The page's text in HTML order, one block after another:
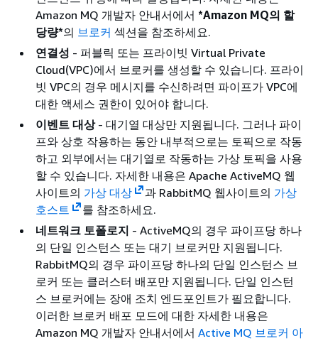
Amazon MQ 개발자 안내서에서 *Amazon MQ의 할
당량*의 브로커 섹션을 참조하세요.
연결성 - 퍼블릭 또는 프라이빗 Virtual Private
Cloud(VPC)에서 브로커를 생성할 수 있습니다. 프라이
빗 VPC의 경우 메시지를 수신하려면 파이프가 VPC에
대한 액세스 권한이 있어야 합니다.
이벤트 대상- 대기열 대상만 지원됩니다. 그러나 파이
프와 상호 작용하는 동안 내부적으로는 토픽으로 작동
하고 외부에서는 대기열로 작동하는 가상 토픽을 사용
할 수 있습니다. 자세한 내용은 Apache ActiveMQ 웹
사이트의 가상 대상 과 RabbitMQ 웹사이트의 가상
호스트
를 참조하세요.
네트워크 토폴로지 - ActiveMQ의 경우 파이프당 하나
의 단일 인스턴스 또는 대기 브로커만 지원됩니다.
RabbitMQ의 경우 파이프당 하나의 단일 인스턴스 브
로커 또는 클러스터 배포만 지원됩니다. 단일 인스턴
스 브로커에는 장애 조치 엔드포인트가 필요합니다.
이러한 브로커 배포 모드에 대한 자세한 내용은
Amazon MQ 개발자 안내서에서 Active MQ 브로커 아